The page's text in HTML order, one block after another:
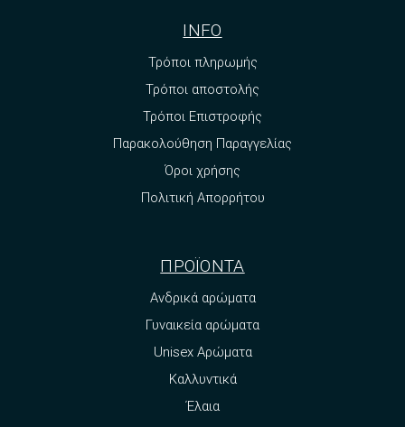
INFO
Τρόποι πληρωμής
Τρόποι αποστολής
Τρόποι Επιστροφής
Παρακολούθηση Παραγγελίας
Όροι χρήσης
Πολιτική Απορρήτου
ΠΡΟΪΟΝΤΑ
Ανδρικά αρώματα
Γυναικεία αρώματα
Unisex Αρώματα
Καλλυντικά
Έλαια